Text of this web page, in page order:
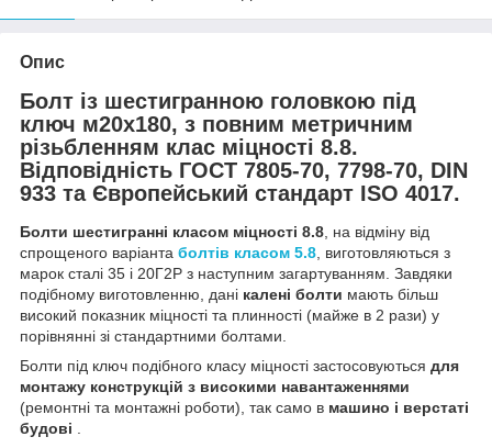
Опис
Болт із шестигранною головкою під
ключ м20х180, з повним метричним
різьбленням клас міцності 8.8.
Відповідність ГОСТ 7805-70, 7798-70, DIN
933 та Європейський стандарт ISO 4017.
Болти шестигранні класом міцності 8.8, на відміну від
спрощеного варіанта болтів класом 5.8, виготовляються з
марок сталі 35 і 20Г2Р з наступним загартуванням. Завдяки
подібному виготовленню, дані калені болти мають більш
високий показник міцності та плинності (майже в 2 рази) у
порівнянні зі стандартними болтами.
Болти під ключ подібного класу міцності застосовуються для
монтажу конструкцій з високими навантаженнями
(ремонтні та монтажні роботи), так само в машино і верстаті
будові .